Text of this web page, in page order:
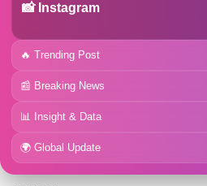
📸 Instagram
🔥 Trending Post
📰 Breaking News
📊 Insight & Data
🌍 Global Update